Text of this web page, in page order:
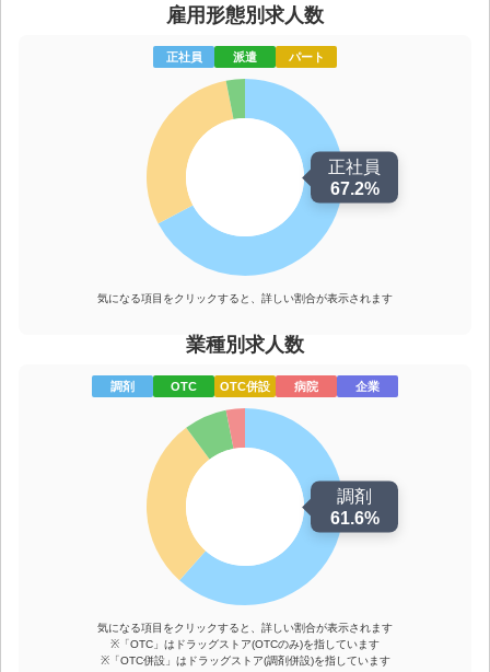
雇用形態別求人数
正社員 派遣 パート
正社員
67.2%
気になる項目をクリックすると、詳しい割合が表示されます
業種別求人数
調剤 OTC OTC併設 病院 企業
調剤
61.6%
気になる項目をクリックすると、詳しい割合が表示されます
※「OTC」はドラッグストア(OTCのみ)を指しています
※「OTC併設」はドラッグストア(調剤併設)を指しています